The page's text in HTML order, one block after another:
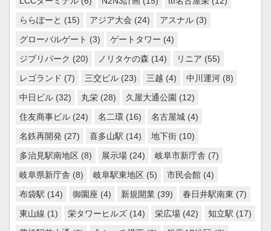
ららぽーと (15) アジア大会 (24) アスナル (3)
グローバルゲート (3) ゲートタワー (4)
ジブリパーク (20) ノリタケの森 (14) リニア (55)
レゴランド (7) 三交ビル (23) 三越 (4) 中川運河 (8)
中日ビル (32) 丸栄 (28) 久屋大通公園 (12)
住友商事ビル (24) 名二環 (16) 名古屋城 (4)
名鉄再開発 (27) 喜多山駅 (14) 地下街 (10)
多治見駅南地区 (8) 展示場 (24) 岐阜市新庁舎 (7)
岐阜県新庁舎 (8) 岐阜駅東地区 (5) 市民会館 (4)
布袋駅 (14) 御園座 (4) 新規開業 (39) 春日井駅南東 (7)
東山線 (1) 栄タワーヒルズ (14) 栄広場 (42) 知立駅 (17)